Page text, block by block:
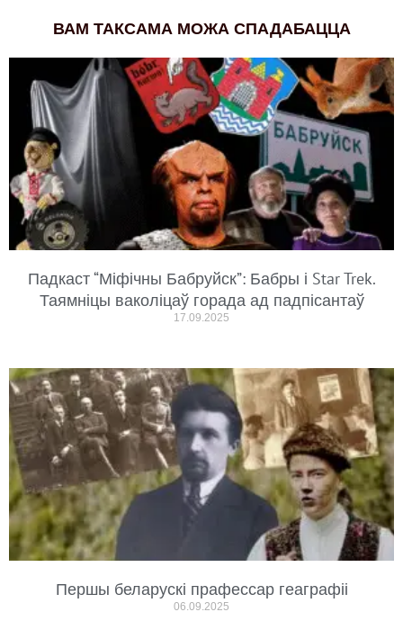
ВАМ ТАКСАМА МОЖА СПАДАБАЦЦА
Падкаст “Міфічны Бабруйск”: Бабры і Star Trek.
Таямніцы ваколіцаў горада ад падпісантаў
17.09.2025
Першы беларускі прафессар геаграфіі
06.09.2025